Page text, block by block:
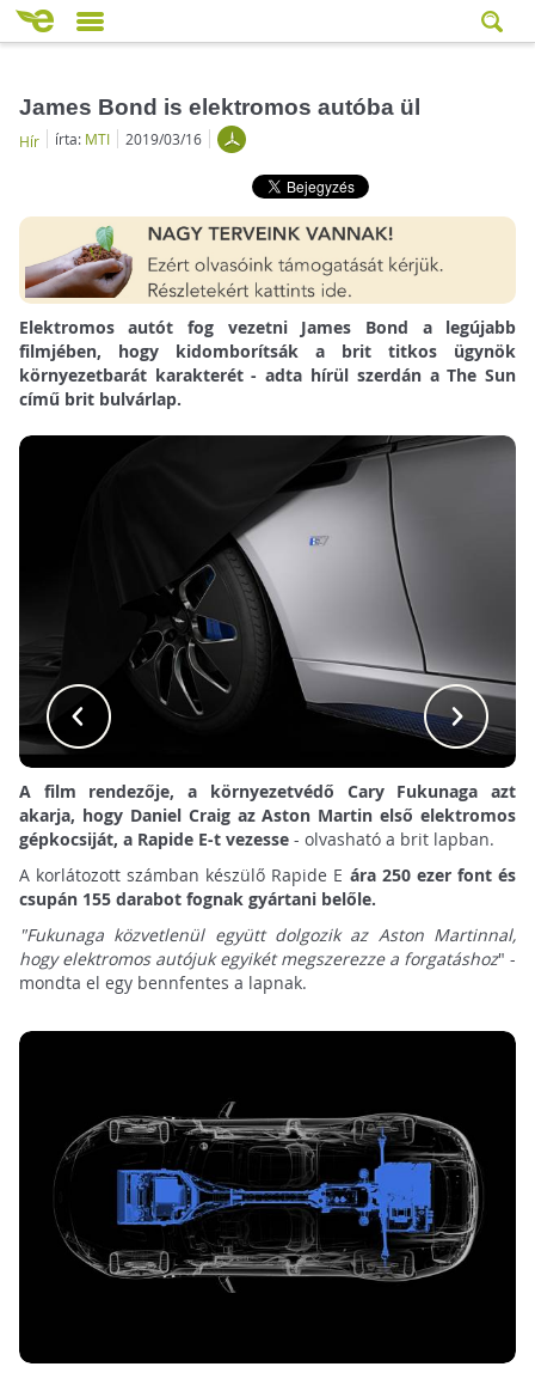
James Bond is elektromos autóba ül
Hír írta: MTI 2019/03/16
Elektromos autót fog vezetni James Bond a legújabb
filmjében, hogy kidomborítsák a brit titkos ügynök
környezetbarát karakterét - adta hírül szerdán a The Sun
című brit bulvárlap.
A film rendezője, a környezetvédő Cary Fukunaga azt
akarja, hogy Daniel Craig az Aston Martin első elektromos
gépkocsiját, a Rapide E-t vezesse- olvasható a brit lapban.
A korlátozott számban készülő Rapide E ára 250 ezer font és
csupán 155 darabot fognak gyártani belőle.
"Fukunaga közvetlenül együtt dolgozik az Aston Martinnal,
hogy elektromos autójuk egyikét megszerezze a forgatáshoz" -
mondta el egy bennfentes a lapnak.